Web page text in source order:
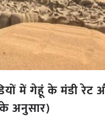
में गेहूं के मंडी
अनुसार)